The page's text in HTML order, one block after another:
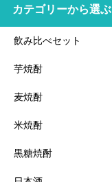
カテゴリーから選ぶ
飲み比べセット
芋焼酎
麦焼酎
米焼酎
黒糖焼酎